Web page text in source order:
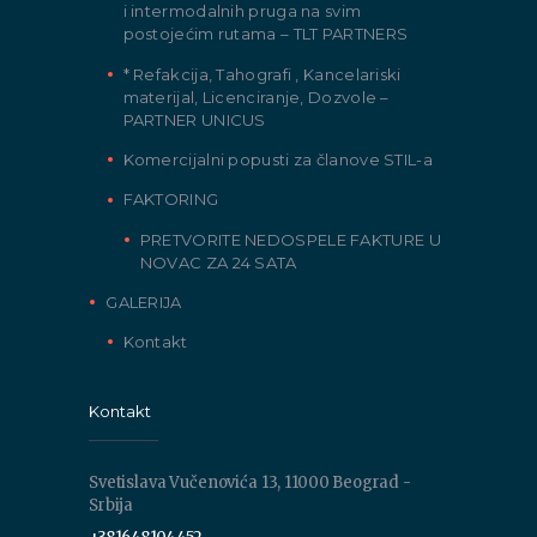
i intermodalnih pruga na svim
postojećim rutama – TLT PARTNERS
* Refakcija, Tahografi , Kancelariski
materijal, Licenciranje, Dozvole –
PARTNER UNICUS
Komercijalni popusti za članove STIL-a
FAKTORING
PRETVORITE NEDOSPELE FAKTURE U
NOVAC ZA 24 SATA
GALERIJA
Kontakt
Kontakt
Svetislava Vučenovića 13, 11000 Beograd -
Srbija